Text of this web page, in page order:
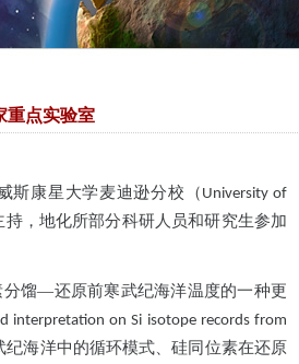
重点实验室
斯康星大学麦迪逊分校（University of
，地化所部分科研人员和研究生参加
馏—还原前寒武纪海洋温度的一种更
interpretation on Si isotope records from
海洋中的循环模式、硅同位素在还原